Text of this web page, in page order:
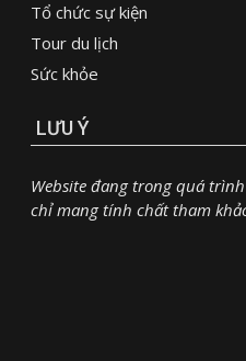
Tổ chức sự kiện
Tour du lịch
Sức khỏe
LƯU Ý
Website đang trong quá
chỉ mang tính chất tham